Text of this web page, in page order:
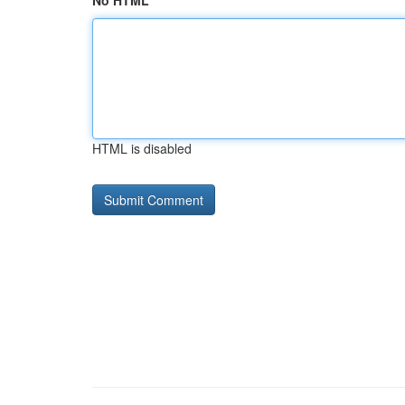
HTML is disabled